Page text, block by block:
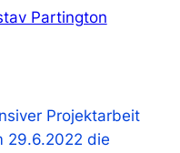
Partington
Projektarbeit
29.6.2022 die